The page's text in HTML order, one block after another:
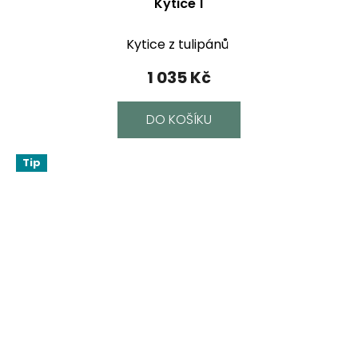
Kytice 1
1 035 Kč
DO KOŠÍKU
Kytice z tulipánů
Tip